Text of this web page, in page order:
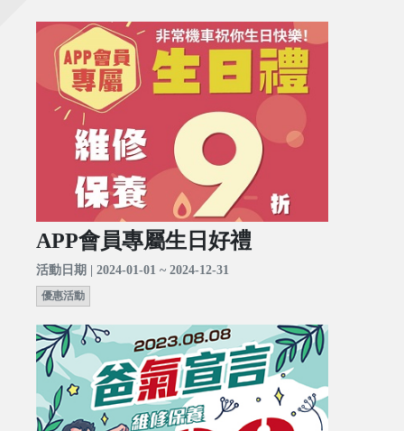
APP會員專屬生日好禮
活動日期 | 2024-01-01 ~ 2024-12-31
優惠活動